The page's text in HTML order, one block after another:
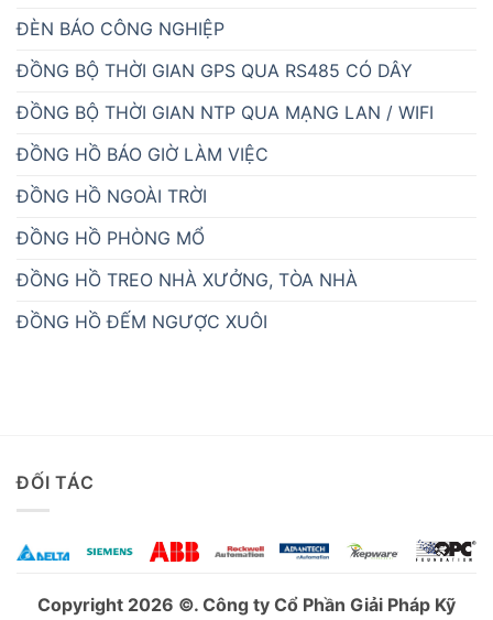
ĐÈN BÁO CÔNG NGHIỆP
ĐỒNG BỘ THỜI GIAN GPS QUA RS485 CÓ DÂY
ĐỒNG BỘ THỜI GIAN NTP QUA MẠNG LAN / WIFI
ĐỒNG HỒ BÁO GIỜ LÀM VIỆC
ĐỒNG HỒ NGOÀI TRỜI
ĐỒNG HỒ PHÒNG MỔ
ĐỒNG HỒ TREO NHÀ XƯỞNG, TÒA NHÀ
ĐỒNG HỒ ĐẾM NGƯỢC XUÔI
ĐỐI TÁC
Copyright 2026 ©. Công ty Cổ Phần Giải Pháp Kỹ